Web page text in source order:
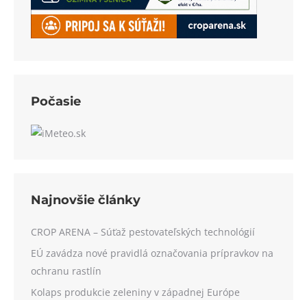
Počasie
Najnovšie články
CROP ARENA – Súťaž pestovateľských technológií
EÚ zavádza nové pravidlá označovania prípravkov na
ochranu rastlín
Kolaps produkcie zeleniny v západnej Európe